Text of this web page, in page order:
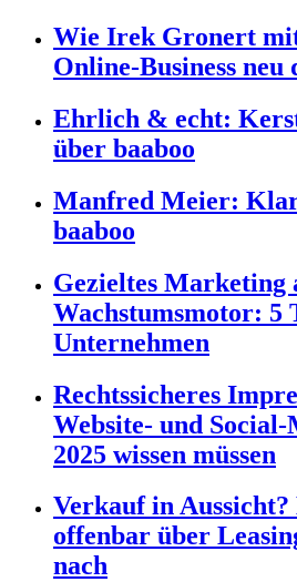
Wie Irek Gronert
Online-Business
Ehrlich & echt:
über baaboo
Manfred Meier:
baaboo
Gezieltes Marketing
Wachstumsmotor:
Unternehmen
Rechtssicheres
Website- und
2025 wissen müssen
Verkauf in Aussicht?
offenbar über
nach